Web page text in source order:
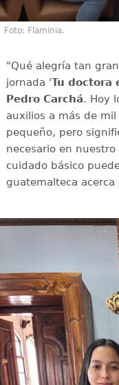
Foto: Flaminia.
"Qué alegría tan
jornada 'Tu doctora
Pedro Carchá. Hoy
auxilios a más de
pequeño, pero
necesario en
cuidado básico
guatemalteca